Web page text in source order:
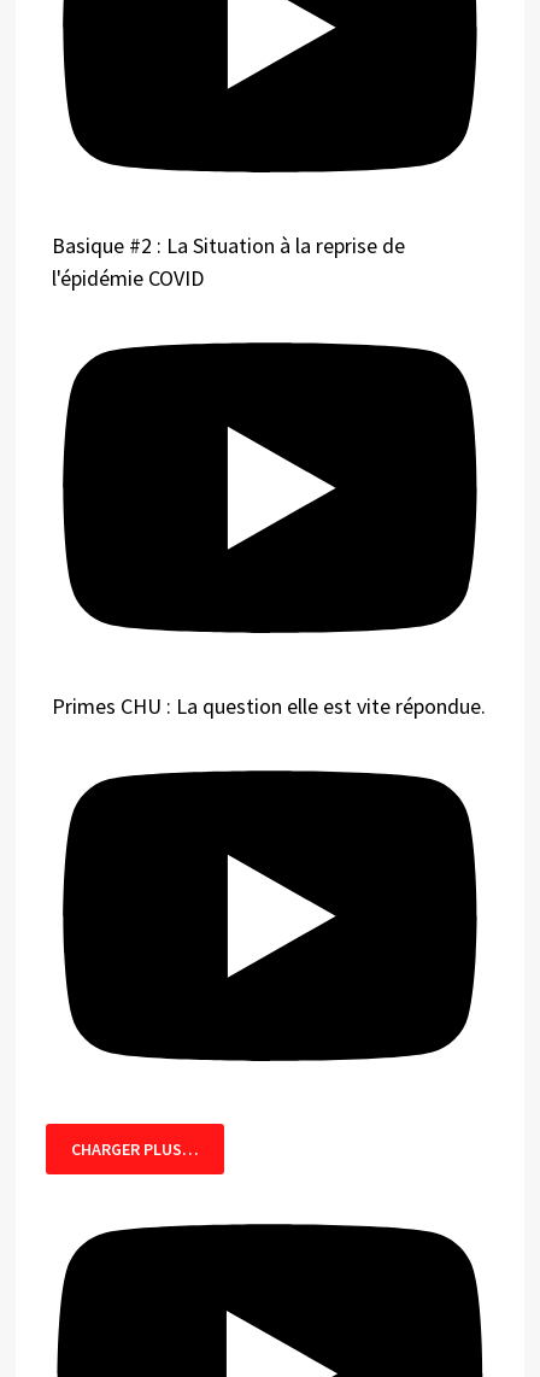
Basique #2 : La Situation à la reprise de
l'épidémie COVID
Primes CHU : La question elle est vite répondue.
CHARGER PLUS…